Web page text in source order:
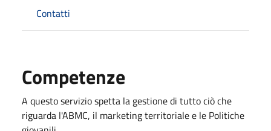
Contatti
Competenze
A questo servizio spetta la gestione di tutto ciò che
riguarda l'ABMC, il marketing territoriale e le Politiche